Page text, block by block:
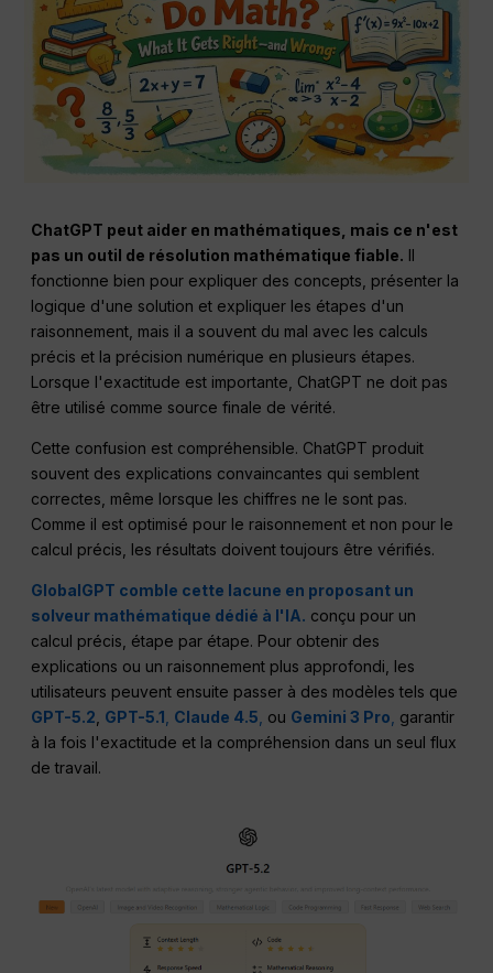
ChatGPT peut aider en mathématiques, mais ce n'est
pas un outil de résolution mathématique fiable. Il
fonctionne bien pour expliquer des concepts, présenter la
logique d'une solution et expliquer les étapes d'un
raisonnement, mais il a souvent du mal avec les calculs
précis et la précision numérique en plusieurs étapes.
Lorsque l'exactitude est importante, ChatGPT ne doit pas
être utilisé comme source finale de vérité.
Cette confusion est compréhensible. ChatGPT produit
souvent des explications convaincantes qui semblent
correctes, même lorsque les chiffres ne le sont pas.
Comme il est optimisé pour le raisonnement et non pour le
calcul précis, les résultats doivent toujours être vérifiés.
GlobalGPT comble cette lacune en proposant un
solveur mathématique dédié à l'IA. conçu pour un
calcul précis, étape par étape. Pour obtenir des
explications ou un raisonnement plus approfondi, les
utilisateurs peuvent ensuite passer à des modèles tels que
GPT-5.2, GPT-5.1 , Claude 4.5, ou Gemini 3 Pro, garantir
à la fois l'exactitude et la compréhension dans un seul flux
de travail.